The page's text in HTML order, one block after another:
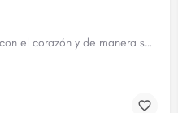
Productos de decoración hechos con el corazón y de manera sostenible.